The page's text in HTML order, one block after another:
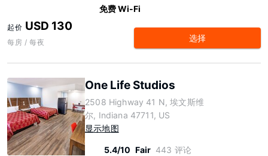
免费 Wi-Fi
起价 USD 130
每房 / 每夜 选择
One Life Studios
2508 Highway 41 N, 埃文斯维
尔, Indiana 47711, US
显示地图
5.4/10 Fair 443 评论